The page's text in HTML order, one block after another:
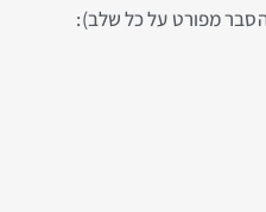
הסבר מפורט על כל שלב):